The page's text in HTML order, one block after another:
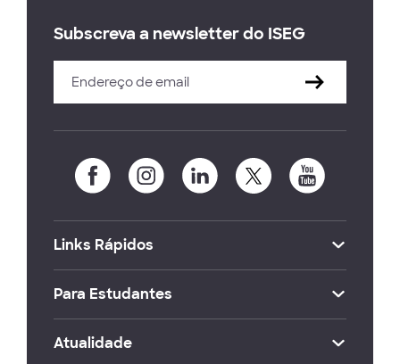
Subscreva a newsletter do ISEG
Links Rápidos
Para Estudantes
Atualidade